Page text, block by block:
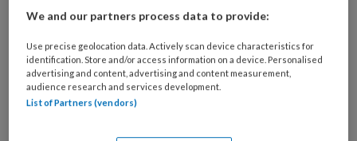
welke
organisatie
werk
je?
Untitled
Ontvang 2x per week de
We and our partners process data to provide:
Use precise geolocation data. Actively scan device characteristics for
identification. Store and/or access information on a device. Personalised
advertising and content, advertising and content measurement,
audience research and services development.
List of Partners (vendors)